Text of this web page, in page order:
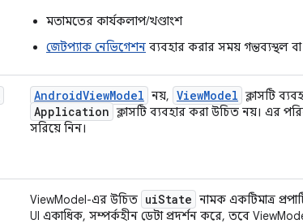
মতামতের কার্যকলাপ/খণ্ডাংশ
জেটপ্যাক নেভিগেশন ব্যবহার করার সময় গন্তব্যস্থল বা
AndroidViewModel নয়, ViewModel ক্লাসটি
Application ক্লাসটি ব্যবহার করা উচিত নয়। এর
সরিয়ে নিন।
ViewModel-এর উচিত uiState নামক একটিমাত্র
UI একাধিক, সম্পর্কহীন ডেটা প্রদর্শন করে, তবে